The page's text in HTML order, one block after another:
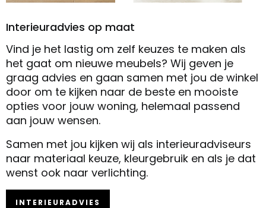
Interieuradvies op maat
Vind je het lastig om zelf keuzes te maken als
het gaat om nieuwe meubels? Wij geven je
graag advies en gaan samen met jou de winkel
door om te kijken naar de beste en mooiste
opties voor jouw woning, helemaal passend
aan jouw wensen.
Samen met jou kijken wij als interieuradviseurs
naar materiaal keuze, kleurgebruik en als je dat
wenst ook naar verlichting.
INTERIEURADVIES